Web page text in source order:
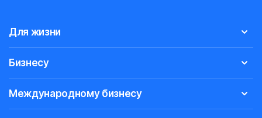
Для жизни
Бизнесу
Международному бизнесу